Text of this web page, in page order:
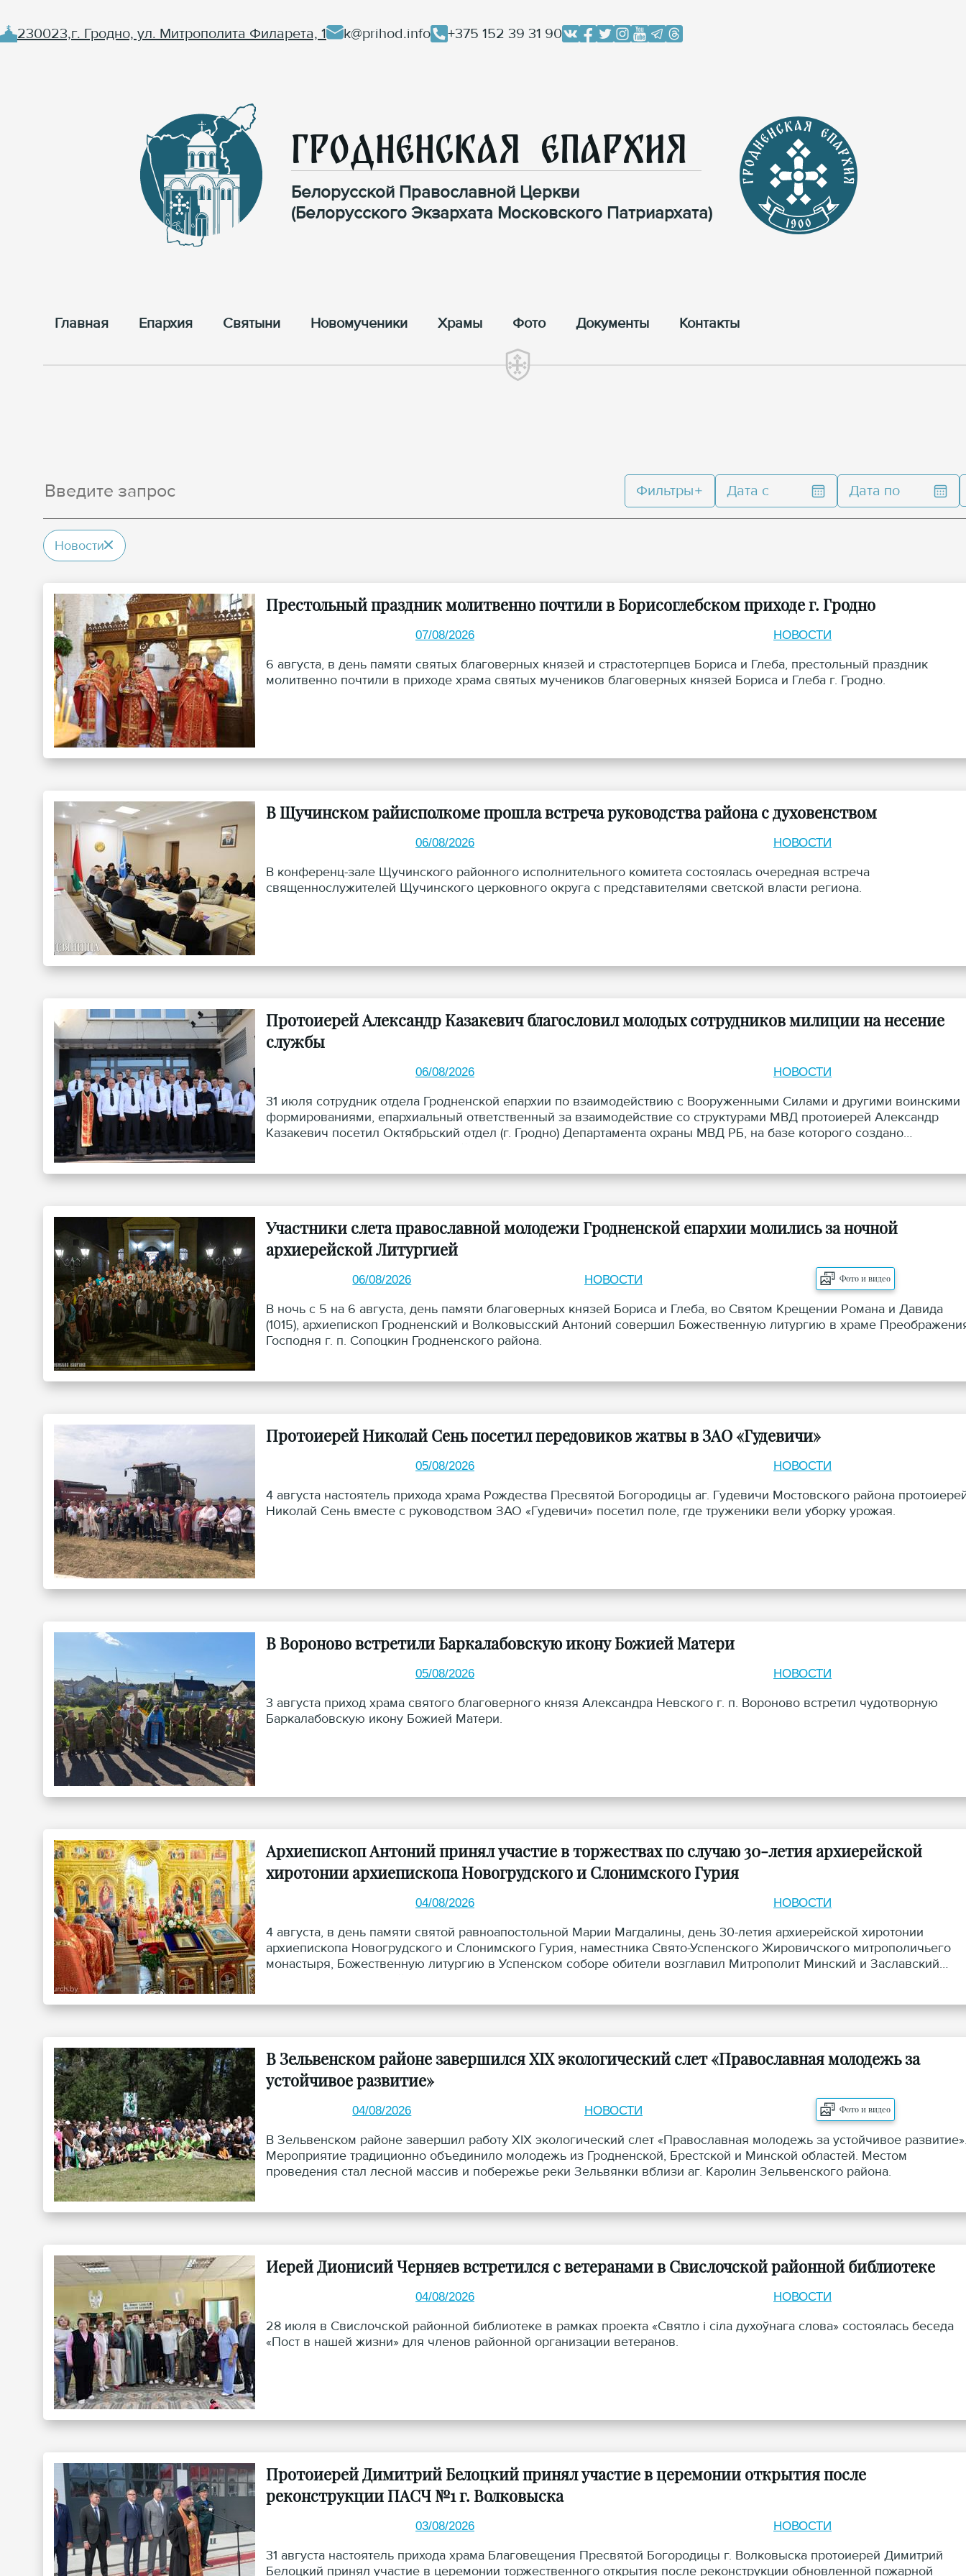
230023,г. Гродно, ул. Митрополита Филарета, 1 k@prihod.info +375 152 39 31 90
Гродненская Епархия
Белорусской Православной Церкви
(Белорусского Экзархата Московского Патриархата)
Главная Епархия Cвятыни Новомученики Храмы Фото Документы Контакты
Фильтры Дата с Дата по
Новости
Престольный праздник молитвенно почтили в Борисоглебском приходе г. Гродно
07/08/2026 НОВОСТИ
6 августа, в день памяти святых благоверных князей и страстотерпцев Бориса и Глеба, престольный праздник
молитвенно почтили в приходе храма святых мучеников благоверных князей Бориса и Глеба г. Гродно.
В Щучинском райисполкоме прошла встреча руководства района с духовенством
06/08/2026 НОВОСТИ
В конференц-зале Щучинского районного исполнительного комитета состоялась очередная встреча
священнослужителей Щучинского церковного округа с представителями светской власти региона.
Протоиерей Александр Казакевич благословил молодых сотрудников милиции на несение
службы
06/08/2026 НОВОСТИ
31 июля сотрудник отдела Гродненской епархии по взаимодействию с Вооруженными Силами и другими воинскими
формированиями, епархиальный ответственный за взаимодействие со структурами МВД протоиерей Александр
Казакевич посетил Октябрьский отдел (г. Гродно) Департамента охраны МВД РБ, на базе которого создано
Участники слета православной молодежи Гродненской епархии молились за ночной
архиерейской Литургией
06/08/2026 НОВОСТИ Фото и видео
В ночь с 5 на 6 августа, день памяти благоверных князей Бориса и Глеба, во Святом Крещении Романа и Давида
(1015), архиепископ Гродненский и Волковысский Антоний совершил Божественную литургию в храме
Господня г. п. Сопоцкин Гродненского района.
Протоиерей Николай Сень посетил передовиков жатвы в ЗАО «Гудевичи»
05/08/2026 НОВОСТИ
4 августа настоятель прихода храма Рождества Пресвятой Богородицы аг. Гудевичи Мостовского района
Николай Сень вместе с руководством ЗАО «Гудевичи» посетил поле, где труженики вели уборку урожая.
В Вороново встретили Баркалабовскую икону Божией Матери
05/08/2026 НОВОСТИ
3 августа приход храма святого благоверного князя Александра Невского г. п. Вороново встретил чудотворную
Баркалабовскую икону Божией Матери.
Архиепископ Антоний принял участие в торжествах по случаю 30-летия архиерейской
хиротонии архиепископа Новогрудского и Слонимского Гурия
04/08/2026 НОВОСТИ
4 августа, в день памяти святой равноапостольной Марии Магдалины, день 30-летия архиерейской хиротонии
архиепископа Новогрудского и Слонимского Гурия, наместника Свято-Успенского Жировичского митрополичьего
монастыря, Божественную литургию в Успенском соборе обители возглавил Митрополит Минский и Заславский
В Зельвенском районе завершился XIX экологический слет «Православная молодежь за
устойчивое развитие»
04/08/2026 НОВОСТИ Фото и видео
В Зельвенском районе завершил работу XIX экологический слет «Православная молодежь за устойчивое
Мероприятие традиционно объединило молодежь из Гродненской, Брестской и Минской областей. Местом
проведения стал лесной массив и побережье реки Зельвянки вблизи аг. Каролин Зельвенского района.
Иерей Дионисий Черняев встретился с ветеранами в Свислочской районной библиотеке
04/08/2026 НОВОСТИ
28 июля в Свислочской районной библиотеке в рамках проекта «Святло і сіла духоўнага слова» состоялась беседа
«Пост в нашей жизни» для членов районной организации ветеранов.
Протоиерей Димитрий Белоцкий принял участие в церемонии открытия после
реконструкции ПАСЧ №1 г. Волковыска
03/08/2026 НОВОСТИ
31 августа настоятель прихода храма Благовещения Пресвятой Богородицы г. Волковыска протоиерей Димитрий
Белоцкий принял участие в церемонии торжественного открытия после реконструкции обновленной пожарной